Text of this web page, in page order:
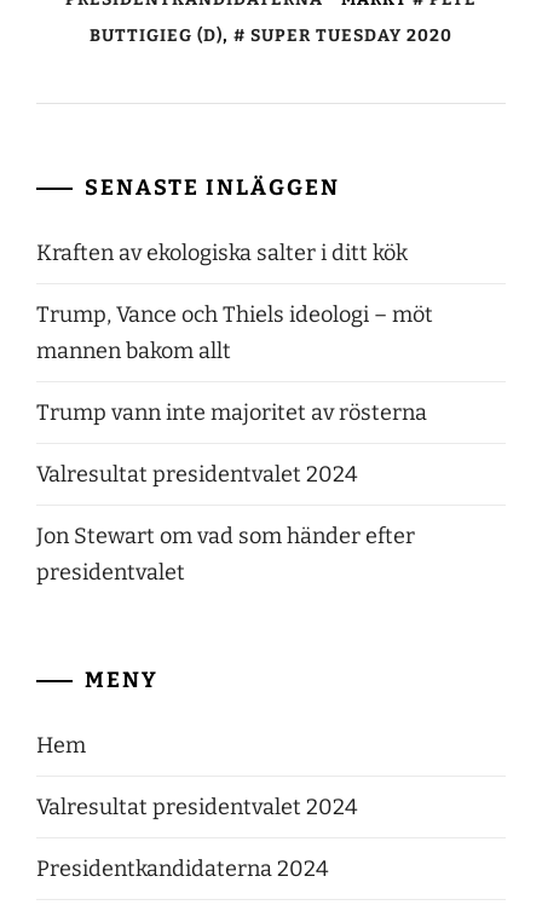
BUTTIGIEG (D), SUPER TUESDAY 2020
SENASTE INLÄGGEN
Kraften av ekologiska salter i ditt kök
Trump, Vance och Thiels ideologi – möt
mannen bakom allt
Trump vann inte majoritet av rösterna
Valresultat presidentvalet 2024
Jon Stewart om vad som händer efter
presidentvalet
MENY
Hem
Valresultat presidentvalet 2024
Presidentkandidaterna 2024